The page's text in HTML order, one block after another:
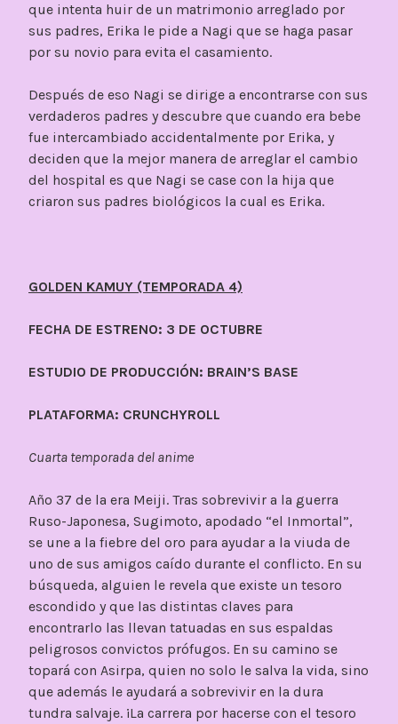
que intenta huir de un matrimonio arreglado por
sus padres, Erika le pide a Nagi que se haga pasar
por su novio para evita el casamiento.
Después de eso Nagi se dirige a encontrarse con sus
verdaderos padres y descubre que cuando era bebe
fue intercambiado accidentalmente por Erika, y
deciden que la mejor manera de arreglar el cambio
del hospital es que Nagi se case con la hija que
criaron sus padres biológicos la cual es Erika.
GOLDEN KAMUY (TEMPORADA 4)
FECHA DE ESTRENO: 3 DE OCTUBRE
ESTUDIO DE PRODUCCIÓN: BRAIN’S BASE
PLATAFORMA: CRUNCHYROLL
Cuarta temporada del anime
Año 37 de la era Meiji. Tras sobrevivir a la guerra
Ruso-Japonesa, Sugimoto, apodado “el Inmortal”,
se une a la fiebre del oro para ayudar a la viuda de
uno de sus amigos caído durante el conflicto. En su
búsqueda, alguien le revela que existe un tesoro
escondido y que las distintas claves para
encontrarlo las llevan tatuadas en sus espaldas
peligrosos convictos prófugos. En su camino se
topará con Asirpa, quien no solo le salva la vida, sino
que además le ayudará a sobrevivir en la dura
tundra salvaje. ¡La carrera por hacerse con el tesoro